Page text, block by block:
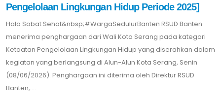
Pengelolaan Lingkungan Hidup Periode 2025]
Halo Sobat Sehat&nbsp;#WargaSedulurBanten RSUD Banten
menerima penghargaan dari Wali Kota Serang pada kategori
Ketaatan Pengelolaan Lingkungan Hidup yang diserahkan dalam
kegiatan yang berlangsung di Alun-Alun Kota Serang, Senin
(08/06/2026). Penghargaan ini diterima oleh Direktur RSUD
Banten,....